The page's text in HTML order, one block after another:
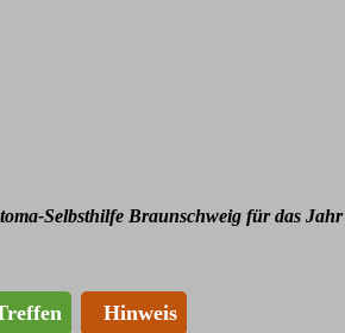
Selbsthilfe Braunschweig für das
Hinweis